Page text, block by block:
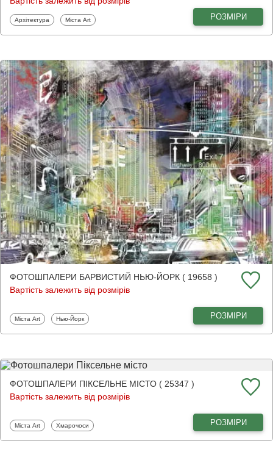
Фотошпалери
Архітектура Фотошпалери
Міста Art РОЗМІРИ
ФОТОШПАЛЕРИ БАРВИСТИЙ НЬЮ-ЙОРК ( 19658 )
Вартість залежить від розмірів
Фотошпалери
Міста Art Фотошпалери
Нью-Йорк РОЗМІРИ
ФОТОШПАЛЕРИ ПІКСЕЛЬНЕ МІСТО ( 25347 )
Вартість залежить від розмірів
Фотошпалери
Міста Art Фотошпалери
Хмарочоси РОЗМІРИ